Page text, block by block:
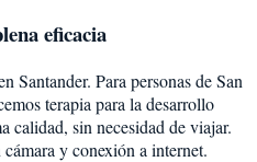
eficacia
Santander. Para personas deSan
terapia para la desarrollo
calidad, sin necesidad de viajar.
y conexión a internet.